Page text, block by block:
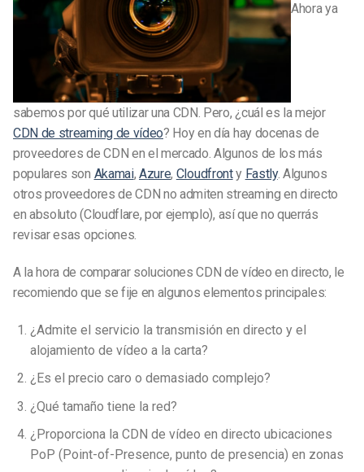
Ahora ya
sabemos por qué utilizar una CDN. Pero, ¿cuál es la mejor
CDN de streaming de vídeo? Hoy en día hay docenas de
proveedores de CDN en el mercado. Algunos de los más
populares son Akamai, Azure, Cloudfronty Fastly. Algunos
otros proveedores de CDN no admiten streaming en directo
en absoluto (Cloudflare, por ejemplo), así que no querrás
revisar esas opciones.
A la hora de comparar soluciones CDN de vídeo en directo, le
recomiendo que se fije en algunos elementos principales:
¿Admite el servicio la transmisión en directo y el
alojamiento de vídeo a la carta?
¿Es el precio caro o demasiado complejo?
¿Qué tamaño tiene la red?
¿Proporciona la CDN de vídeo en directo ubicaciones
PoP (Point-of-Presence, punto de presencia) en zonas